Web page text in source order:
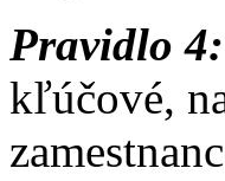
Pravidlo 4:
kľúčové,